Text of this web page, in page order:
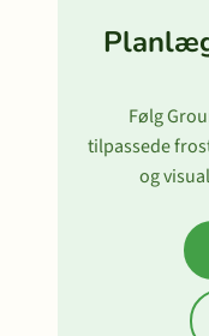
Følg
tilpassede
og